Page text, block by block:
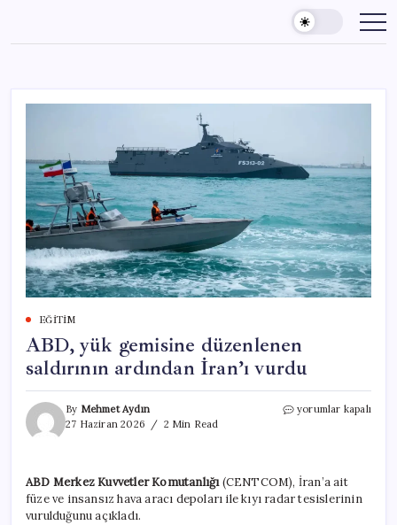
content
EĞITIM
ABD, yük gemisine düzenlenen
saldırının ardından İran’ı vurdu
By Mehmet Aydın
27 Haziran 2026
2 Min Read
ABD,
ardından
İran’ı
yorumlar kapalı
ABD Merkez Kuvvetler Komutanlığı(CENTCOM), İran’a ait
füze ve insansız hava aracı depoları ile kıyı radar tesislerinin
vurulduğunu açıkladı.